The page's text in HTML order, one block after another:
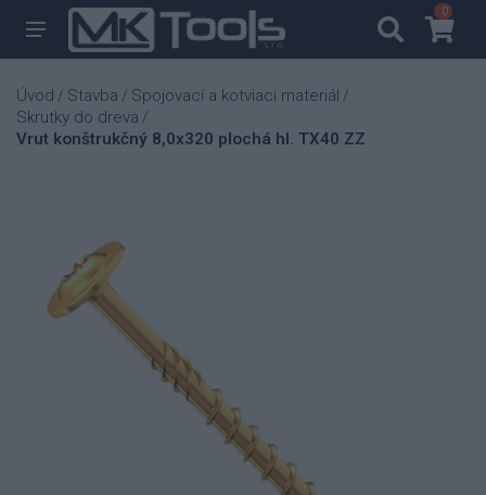
00
Úvod / Stavba / Spojovací a kotviaci materiál /
Skrutky do dreva /
Vrut konštrukčný 8,0x320 plochá hl. TX40 ZZ